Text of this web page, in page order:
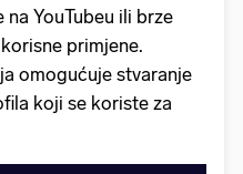
YouTubeu ili brze
primjene.
omogućuje stvaranje
koji se koriste za